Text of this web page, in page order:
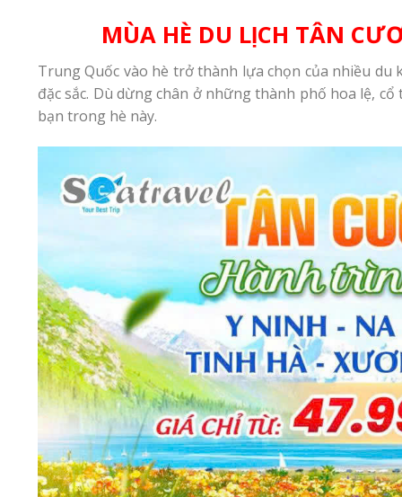
MÙA HÈ DU LỊCH TÂN
Trung Quốc vào hè trở thành lựa chọn của nhiều
đặc sắc. Dù dừng chân ở những thành phố hoa lệ,
bạn trong hè này.